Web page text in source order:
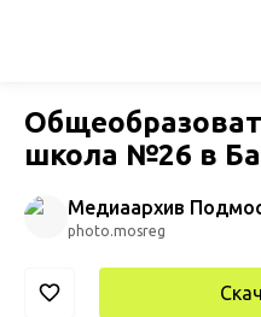
школа №26 в
Медиаархив
photo.mosreg